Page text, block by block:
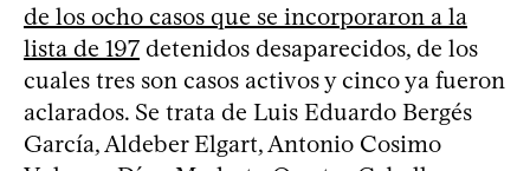
de los ocho casos que se incorporaron a la
lista de 197 detenidos desaparecidos, de los
cuales tres son casos activos y cinco ya fueron
aclarados. Se trata de Luis Eduardo Bergés
García, Aldeber Elgart, Antonio Cosimo